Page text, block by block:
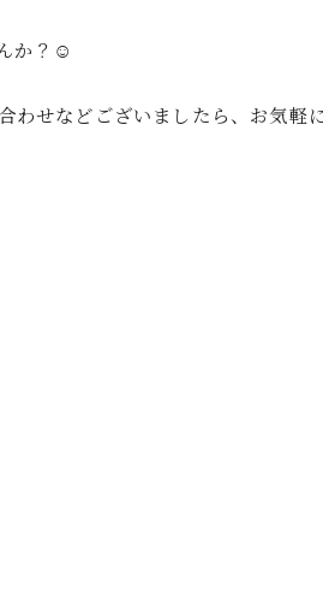
か？☺️
せなどございましたら、お気軽